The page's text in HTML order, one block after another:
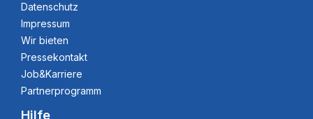
Datenschutz
Impressum
Wir bieten
Pressekontakt
Job&Karriere
Partnerprogramm
Hilfe